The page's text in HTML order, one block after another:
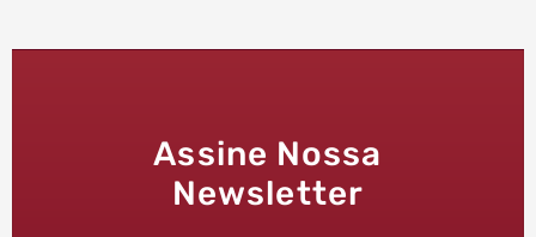
Assine Nossa
Newsletter